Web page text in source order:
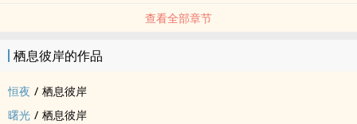
查看全部章节
栖息彼岸的作品
恒夜 / 栖息彼岸
曙光 / 栖息彼岸